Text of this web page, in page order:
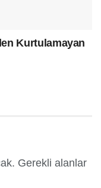
Kurtulamayan
Gerekli alanlar